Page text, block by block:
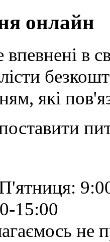
онлайн
в
які
15:00
не